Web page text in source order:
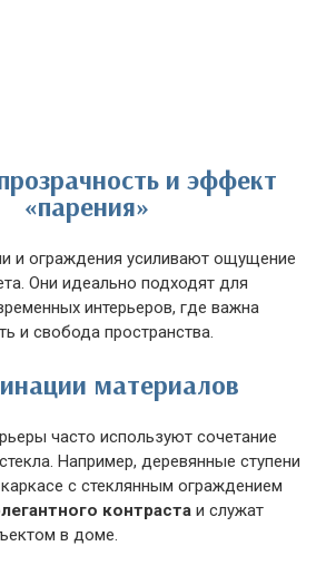
и эффект
«парения»
и ограждения усиливают ощущение
Они идеально подходят для
интерьеров, где важна
и свобода пространства.
материалов
часто используют сочетание
Например, деревянные ступени
с стеклянным ограждением
контраста и служат
в доме.